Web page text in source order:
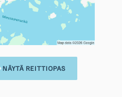
NÄYTÄ REITTIOPAS